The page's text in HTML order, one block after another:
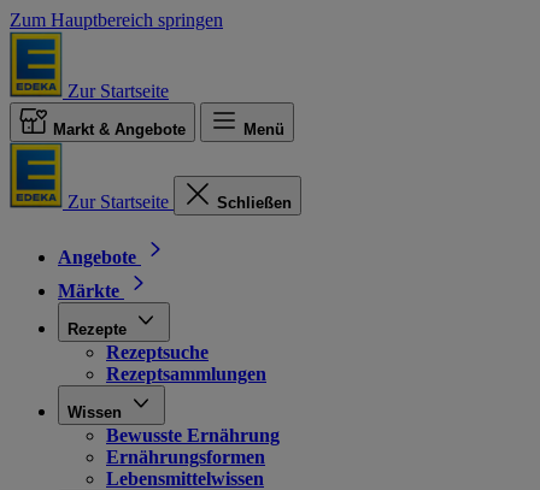
Zum Hauptbereich springen
Zur Startseite
Markt & Angebote Menü
Zur Startseite Schließen
Angebote
Märkte
Rezepte
Rezeptsuche
Rezeptsammlungen
Wissen
Bewusste Ernährung
Ernährungsformen
Lebensmittelwissen